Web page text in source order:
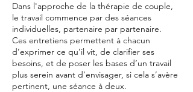
Dans l'approche de la thérapie de couple,
le travail commence par des séances
individuelles, partenaire par partenaire.
Ces entretiens permettent à chacun
d’exprimer ce qu’il vit, de clarifier ses
besoins, et de poser les bases d’un travail
plus serein avant d’envisager, si cela s’avère
pertinent, une séance à deux.